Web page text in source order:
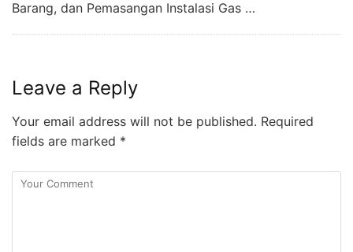
Barang, dan Pemasangan Instalasi Gas …
Leave a Reply
Your email address will not be published. Required
fields are marked *